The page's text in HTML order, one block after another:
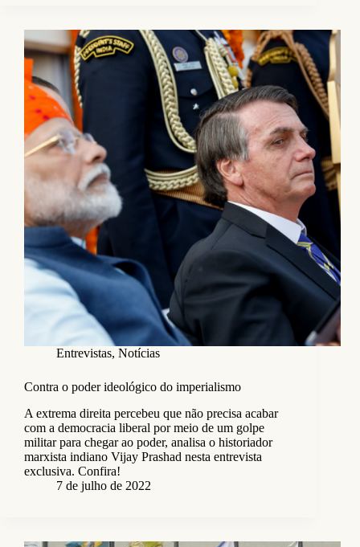
Entrevistas, Notícias
Contra o poder ideológico do imperialismo
A extrema direita percebeu que não precisa acabar
com a democracia liberal por meio de um golpe
militar para chegar ao poder, analisa o historiador
marxista indiano Vijay Prashad nesta entrevista
exclusiva. Confira!
7 de julho de 2022